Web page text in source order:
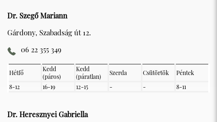
Dr. Szegő Mariann
Gárdony, Szabadság út 12.
06 22 355 349
Hétfő
Kedd
(páros)
Kedd
(páratlan)
Szerda Csütörtök
Péntek
8-12
16-19 12-15 - - 8-11
Dr. Heresznyei Gabriella